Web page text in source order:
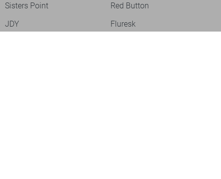
Sisters Point
Red Button
JDY
Fluresk